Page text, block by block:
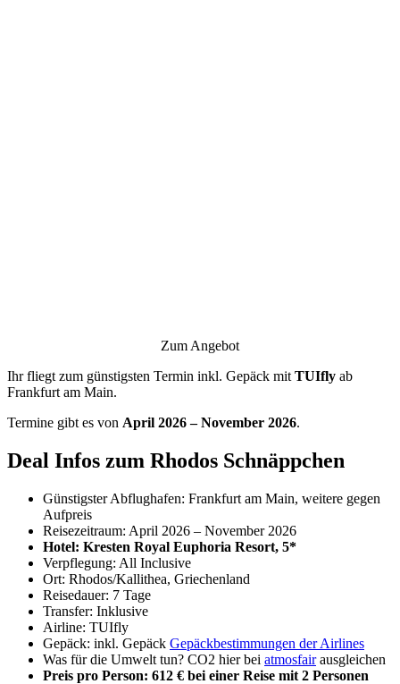
Zum Angebot
Ihr fliegt zum günstigsten Termin inkl. Gepäck mit TUIfly ab
Frankfurt am Main.
Termine gibt es von April 2026 – November 2026.
Deal Infos zum Rhodos Schnäppchen
Günstigster Abflughafen: Frankfurt am Main, weitere gegen
Aufpreis
Reisezeitraum: April 2026 – November 2026
Hotel: Kresten Royal Euphoria Resort, 5*
Verpflegung: All Inclusive
Ort: Rhodos/Kallithea, Griechenland
Reisedauer: 7 Tage
Transfer: Inklusive
Airline: TUIfly
Gepäck: inkl. Gepäck Gepäckbestimmungen der Airlines
Was für die Umwelt tun? CO2 hier bei atmosfairausgleichen
Preis pro Person: 612 € bei einer Reise mit 2 Personen